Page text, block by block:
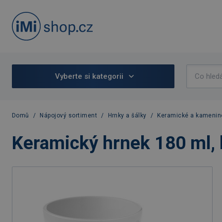
Vyberte si kategorii
Domů / Nápojový sortiment / Hrnky a šálky / Keramické a
Keramický hrnek 180 ml,